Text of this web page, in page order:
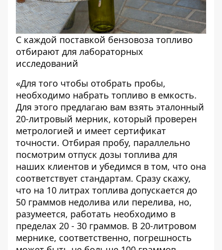
С каждой поставкой бензовоза топливо
отбирают для лабораторных
исследований
«Для того чтобы отобрать пробы,
необходимо набрать топливо в емкость.
Для этого предлагаю вам взять эталонный
20-литровый мерник, который проверен
метрологией и имеет сертификат
точности. Отбирая пробу, параллельно
посмотрим отпуск дозы топлива для
наших клиентов и убедимся в том, что она
соответствует стандартам. Сразу скажу,
что на 10 литрах топлива допускается до
50 граммов недолива или перелива, но,
разумеется, работать необходимо в
пределах 20 - 30 граммов. В 20-литровом
мернике, соответственно, погрешность